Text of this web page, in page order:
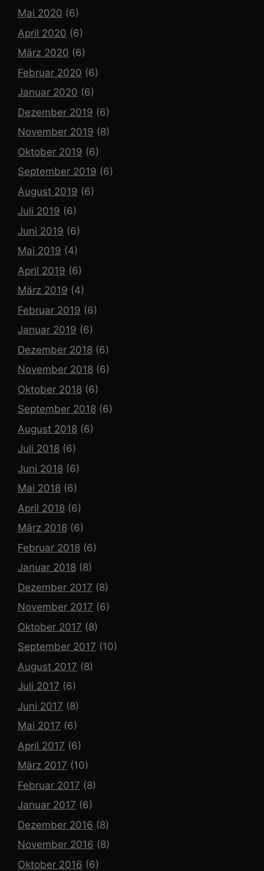
Mai 2020 (6)
April 2020 (6)
März 2020 (6)
Februar 2020 (6)
Januar 2020 (6)
Dezember 2019 (6)
November 2019 (8)
Oktober 2019 (6)
September 2019 (6)
August 2019 (6)
Juli 2019 (6)
Juni 2019 (6)
Mai 2019 (4)
April 2019 (6)
März 2019 (4)
Februar 2019 (6)
Januar 2019 (6)
Dezember 2018 (6)
November 2018 (6)
Oktober 2018 (6)
September 2018 (6)
August 2018 (6)
Juli 2018 (6)
Juni 2018 (6)
Mai 2018 (6)
April 2018 (6)
März 2018 (6)
Februar 2018 (6)
Januar 2018 (8)
Dezember 2017 (8)
November 2017 (6)
Oktober 2017 (8)
September 2017 (10)
August 2017 (8)
Juli 2017 (6)
Juni 2017 (8)
Mai 2017 (6)
April 2017 (6)
März 2017 (10)
Februar 2017 (8)
Januar 2017 (6)
Dezember 2016 (8)
November 2016 (8)
Oktober 2016 (6)